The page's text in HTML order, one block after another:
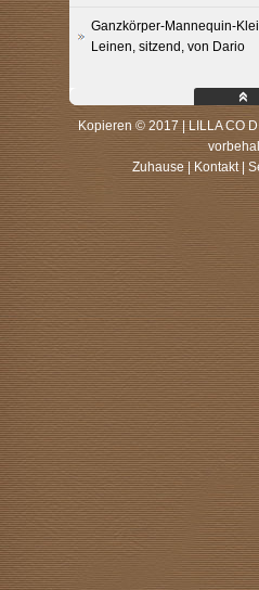
Ganzkörper-Mannequin-
Leinen, sitzend, von Dario
Kopieren © 2017 | LILLA CO
Zuhause|Kontakt|